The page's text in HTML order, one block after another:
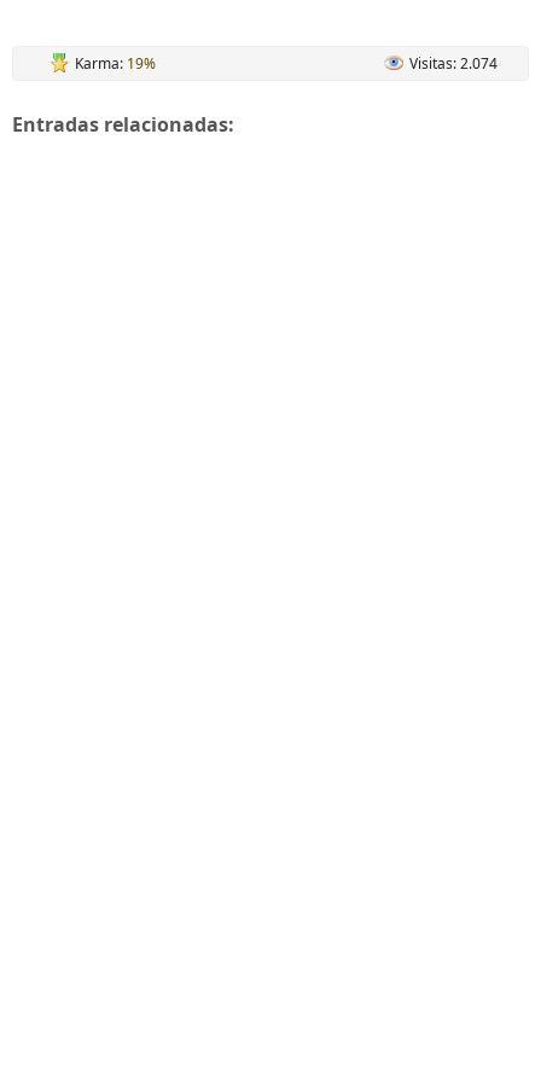
Karma: 19% Visitas: 2.074
Entradas relacionadas: